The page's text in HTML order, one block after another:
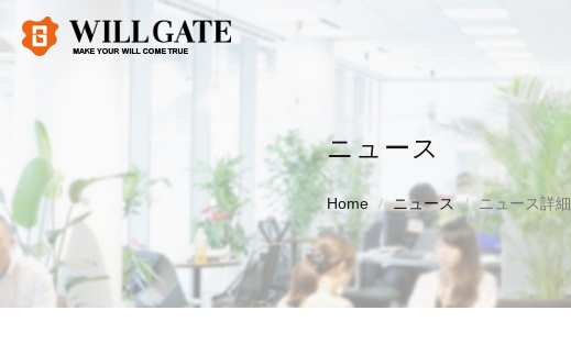
ニュース
Home ニュース ニュース詳細